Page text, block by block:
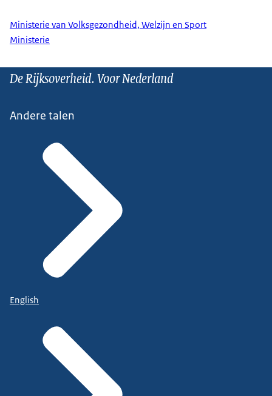
Ministerie van Volksgezondheid, Welzijn en Sport
Ministerie
De Rijksoverheid. Voor Nederland
Andere talen
English